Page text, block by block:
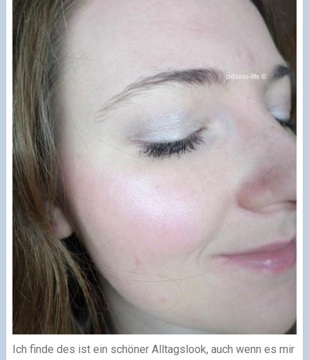
Ich finde des ist ein schöner Alltagslook, auch wenn es mir